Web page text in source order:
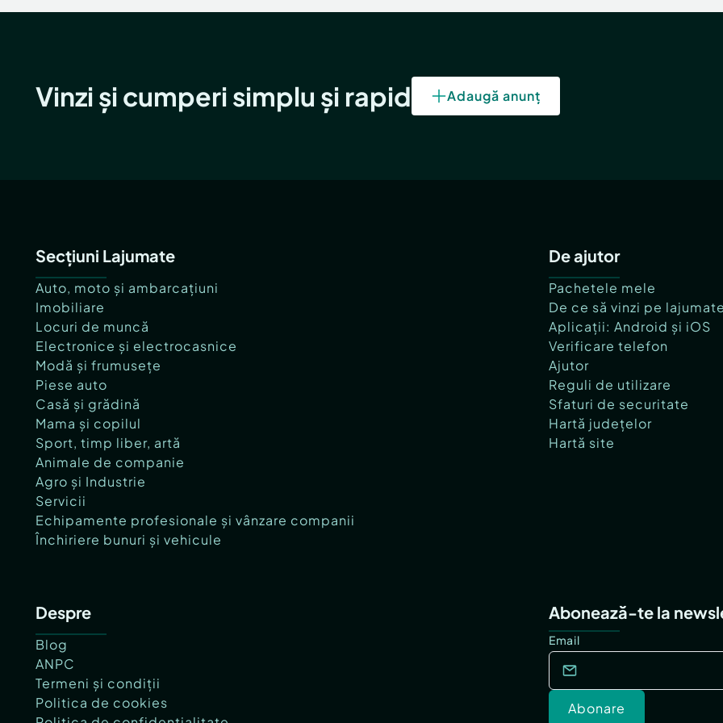
Vinzi și cumperi simplu și rapid Adaugă anunț
Secțiuni Lajumate
Auto, moto și ambarcațiuni
Imobiliare
Locuri de muncă
Electronice și electrocasnice
Modă și frumusețe
Piese auto
Casă și grădină
Mama și copilul
Sport, timp liber, artă
Animale de companie
Agro și Industrie
Servicii
Echipamente profesionale și vânzare companii
Închiriere bunuri și vehicule
De ajutor
Pachetele mele
De ce să vinzi pe
Aplicații: Android și iOS
Verificare telefon
Ajutor
Reguli de utilizare
Sfaturi de securitate
Hartă județelor
Hartă site
Despre
Blog
ANPC
Termeni și condiții
Politica de cookies
Abonează-te la
Email
Abonare